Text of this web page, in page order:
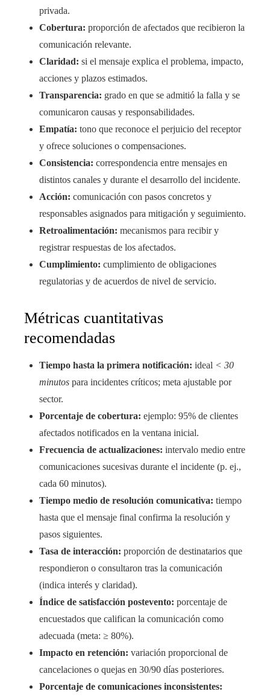
privada.
Cobertura: proporción de afectados que recibieron la
comunicación relevante.
Claridad: si el mensaje explica el problema, impacto,
acciones y plazos estimados.
Transparencia: grado en que se admitió la falla y se
comunicaron causas y responsabilidades.
Empatía: tono que reconoce el perjuicio del receptor
y ofrece soluciones o compensaciones.
Consistencia: correspondencia entre mensajes en
distintos canales y durante el desarrollo del incidente.
Acción: comunicación con pasos concretos y
responsables asignados para mitigación y seguimiento.
Retroalimentación: mecanismos para recibir y
registrar respuestas de los afectados.
Cumplimiento: cumplimiento de obligaciones
regulatorias y de acuerdos de nivel de servicio.
Métricas cuantitativas
recomendadas
Tiempo hasta la primera notificación: ideal < 30
minutos para incidentes críticos; meta ajustable por
sector.
Porcentaje de cobertura: ejemplo: 95% de clientes
afectados notificados en la ventana inicial.
Frecuencia de actualizaciones: intervalo medio entre
comunicaciones sucesivas durante el incidente (p. ej.,
cada 60 minutos).
Tiempo medio de resolución comunicativa: tiempo
hasta que el mensaje final confirma la resolución y
pasos siguientes.
Tasa de interacción: proporción de destinatarios que
respondieron o consultaron tras la comunicación
(indica interés y claridad).
Índice de satisfacción postevento: porcentaje de
encuestados que califican la comunicación como
adecuada (meta: ≥ 80%).
Impacto en retención: variación proporcional de
cancelaciones o quejas en 30/90 días posteriores.
Porcentaje de comunicaciones inconsistentes: